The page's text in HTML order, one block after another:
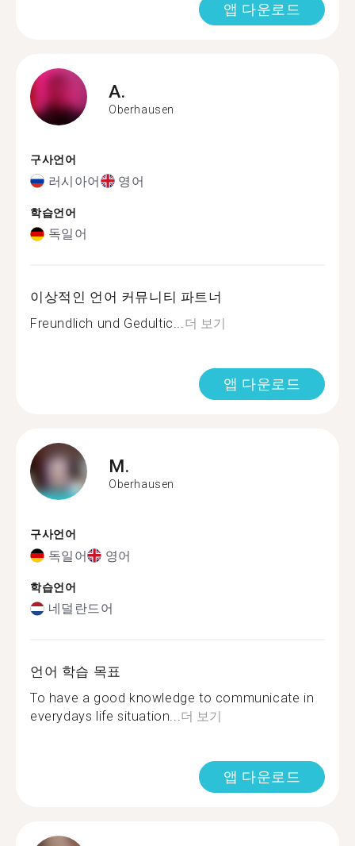
앱 다운로드
A.
Oberhausen
구사언어
러시아어 영어
학습언어
독일어
이상적인 언어 커뮤니티 파트너
Freundlich und Gedultic...더 보기
앱 다운로드
M.
Oberhausen
구사언어
독일어 영어
학습언어
네덜란드어
언어 학습 목표
To have a good knowledge to communicate in
everydays life situation...더 보기
앱 다운로드